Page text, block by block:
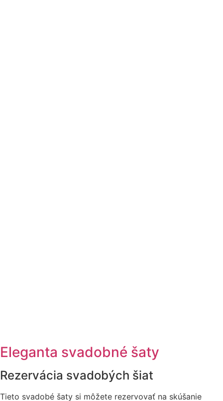
Eleganta svadobné šaty
Rezervácia svadobých šiat
Tieto svadobé šaty si môžete rezervovať na skúšanie